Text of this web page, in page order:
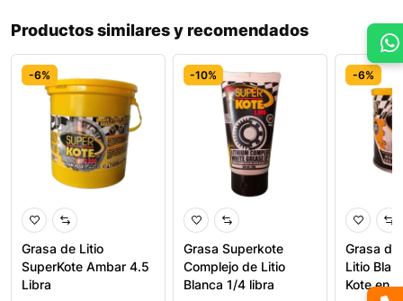
Productos similares y recomendados
-6%
Grasa de Litio
SuperKote Ambar 4.5
Libra
-10%
Grasa Superkote
Complejo de Litio
Blanca 1/4 libra
-6%
Grasa de
Litio
Kote en